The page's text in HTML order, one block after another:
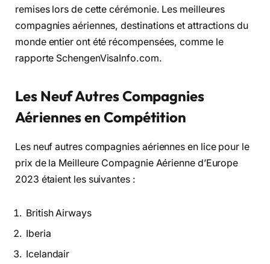
remises lors de cette cérémonie. Les meilleures
compagnies aériennes, destinations et attractions du
monde entier ont été récompensées, comme le
rapporte SchengenVisaInfo.com.
Les Neuf Autres Compagnies
Aériennes en Compétition
Les neuf autres compagnies aériennes en lice pour le
prix de la Meilleure Compagnie Aérienne d’Europe
2023 étaient les suivantes :
British Airways
Iberia
Icelandair